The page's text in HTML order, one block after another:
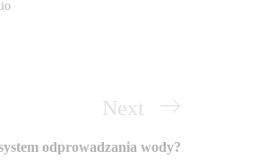
Next
Post
Next
odprowadzania wody?